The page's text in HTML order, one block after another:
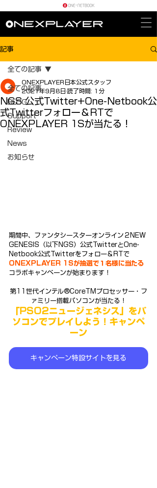
記事
全ての記事
BLOG
Support
Review
News
お知らせ
全ての記事
NGS 公式Twitter+One-Netbook公
式Twitterフォロー＆RTで
ONEXPLAYER 1Sが当たる！
ONEXPLAYER日本公式スタッフ
2021年9月8日 読了時間: 1分
期間中、ファンタシースターオンライン２NEW
GENESIS（以下NGS）公式TwitterとOne-
Netbook公式Twitterをフォロー＆RTで
ONEXPLAYER 1Sが抽選で１名様に当たる
コラボキャンペーンが始まります！
第11世代インテル®CoreTMプロセッサー・フ
ァミリー搭載パソコンが当たる！
「PSO2ニュージェネシス」をパ
ソコンでプレイしよう！キャンペ
ーン
キャンペーン特設サイトを見る